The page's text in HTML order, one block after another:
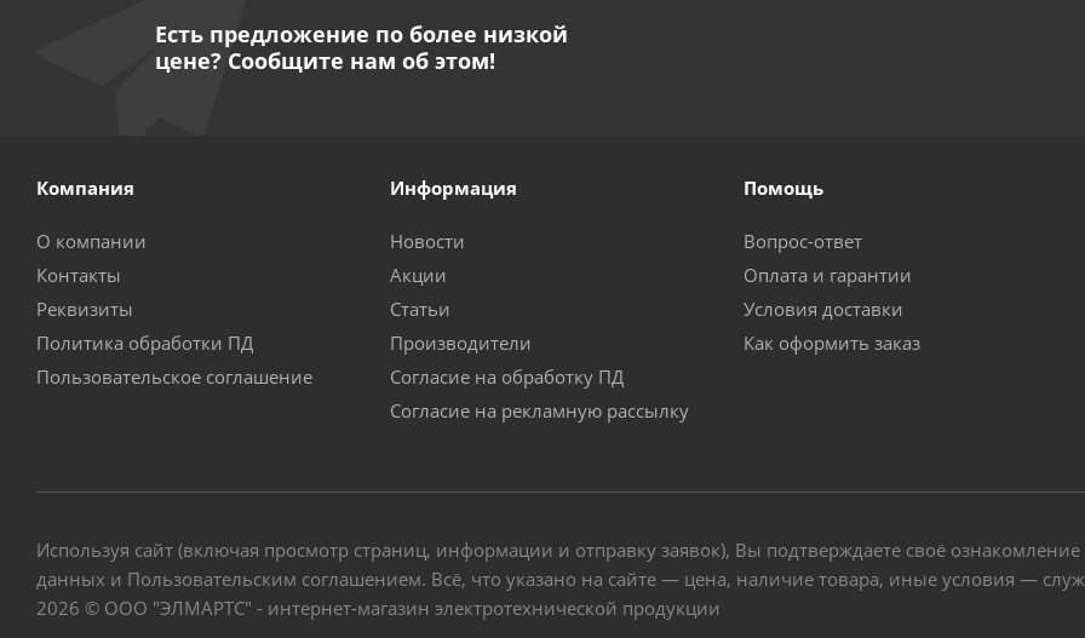
Есть предложение по более низкой
цене? Сообщите нам об этом!
Компания
О компании
Контакты
Реквизиты
Политика обработки ПД
Пользовательское соглашение
Информация
Новости
Акции
Статьи
Производители
Согласие на обработку ПД
Согласие на рекламную рассылку
Помощь
Вопрос-ответ
Оплата и гарантии
Условия доставки
Как оформить заказ
Используя сайт (включая просмотр страниц, информации и отправку заявок), Вы подтверждаете своё
данных и Пользовательским соглашением. Всё, что указано на сайте — цена, наличие товара, иные условия —
2026 © ООО "ЭЛМАРТС" - интернет-магазин электротехнической продукции